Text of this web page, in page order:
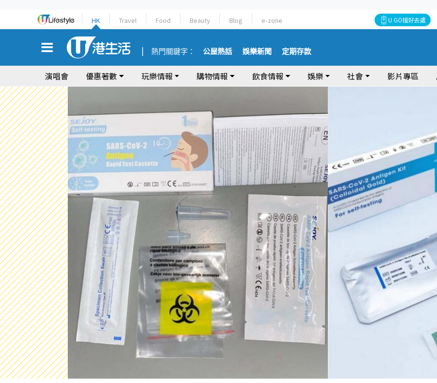
HK Travel Food Beauty Blog e-zone U GO搵好去處
熱門關鍵字： 公屋熱話 娛樂新聞 定期存款
演唱會 優惠著數 玩樂情報 購物情報 飲食情報 娛樂 社會 影片專區